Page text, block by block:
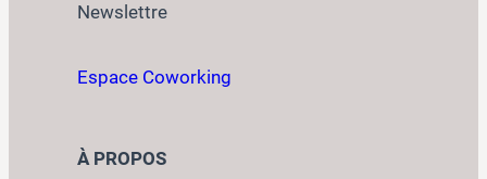
Newslettre
Espace Coworking
À PROPOS